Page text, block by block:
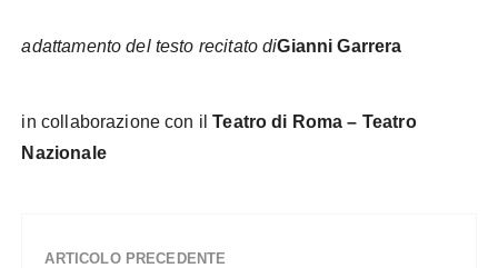
adattamento del testo recitato diGianni Garrera
in collaborazione con il Teatro di Roma – Teatro
Nazionale
ARTICOLO PRECEDENTE